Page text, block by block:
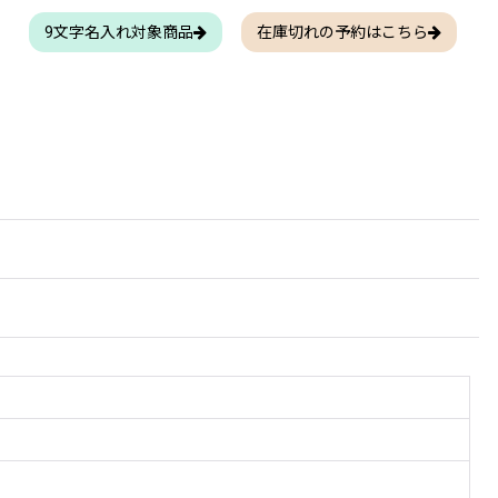
9文字名入れ対象商品 在庫切れの予約はこちら